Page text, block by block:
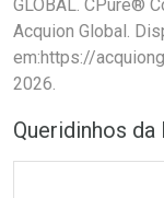
GLOBAL. CPure®
Acquion Global.
em:https://
2026.
Queridinhos da